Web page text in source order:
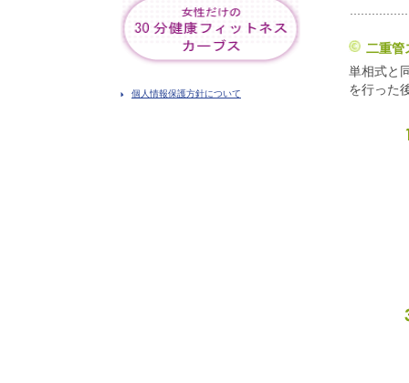
二重管
単相式と
を行った
個人情報保護方針について